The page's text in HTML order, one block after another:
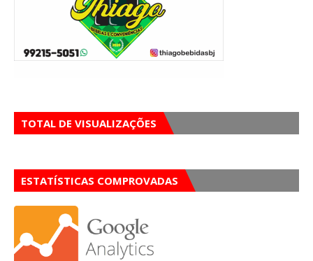
TOTAL DE VISUALIZAÇÕES
ESTATÍSTICAS COMPROVADAS